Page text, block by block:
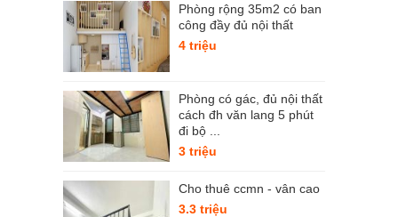
Phòng rộng 35m2 có ban
công đầy đủ nội thất
4 triệu
Phòng có gác, đủ nội thất
cách đh văn lang 5 phút
đi bộ ...
3 triệu
Cho thuê ccmn - vân cao
3.3 triệu